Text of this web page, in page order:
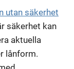
utan säkerhet
säkerhet kan
aktuella
lånform.